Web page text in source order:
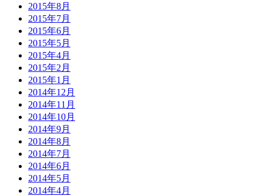
2015年8月
2015年7月
2015年6月
2015年5月
2015年4月
2015年2月
2015年1月
2014年12月
2014年11月
2014年10月
2014年9月
2014年8月
2014年7月
2014年6月
2014年5月
2014年4月